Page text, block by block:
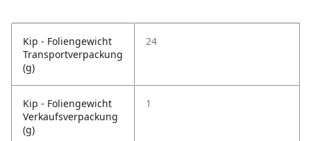
Kip - Foliengewicht
Transportverpackung
(g)
24
Kip - Foliengewicht
Verkaufsverpackung
(g)
1